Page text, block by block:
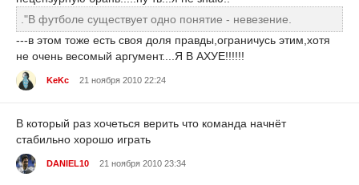
."В футболе существует одно понятие - невезение.
---в этом тоже есть своя доля правды,ограничусь этим,хотя
не очень весомый аргумент....Я В АХУЕ!!!!!!
KeKc 21 ноября 2010 22:24
В который раз хочеться верить что команда начнёт
стабильно хорошо играть
DANIEL10 21 ноября 2010 23:34